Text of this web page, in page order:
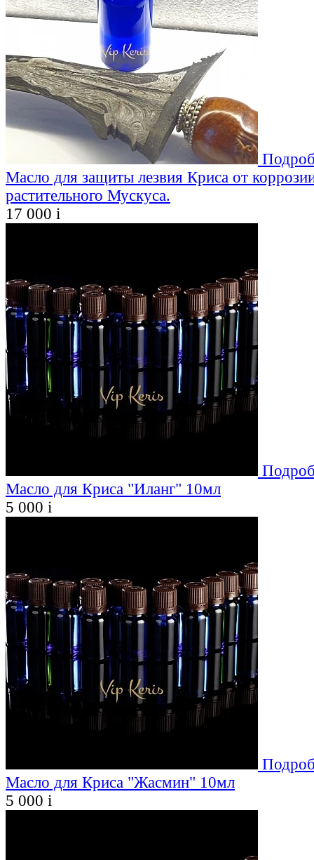
Масло для защиты лезвия Криса от
растительного Мускуса.
17 000 i
Масло для Криса "Иланг" 10мл
5 000 i
Масло для Криса "Жасмин" 10мл
5 000 i